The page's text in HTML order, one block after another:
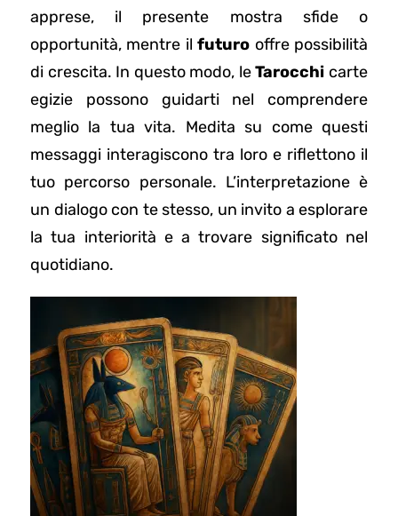
apprese, il presente mostra sfide o
opportunità, mentre ilfuturo offre possibilità
di crescita. In questo modo, leTarocchi carte
egizie possono guidarti nel comprendere
meglio la tua vita. Medita su come questi
messaggi interagiscono tra loro e riflettono il
tuo percorso personale. L’interpretazione è
un dialogo con te stesso, un invito a esplorare
la tua interiorità e a trovare significato nel
quotidiano.